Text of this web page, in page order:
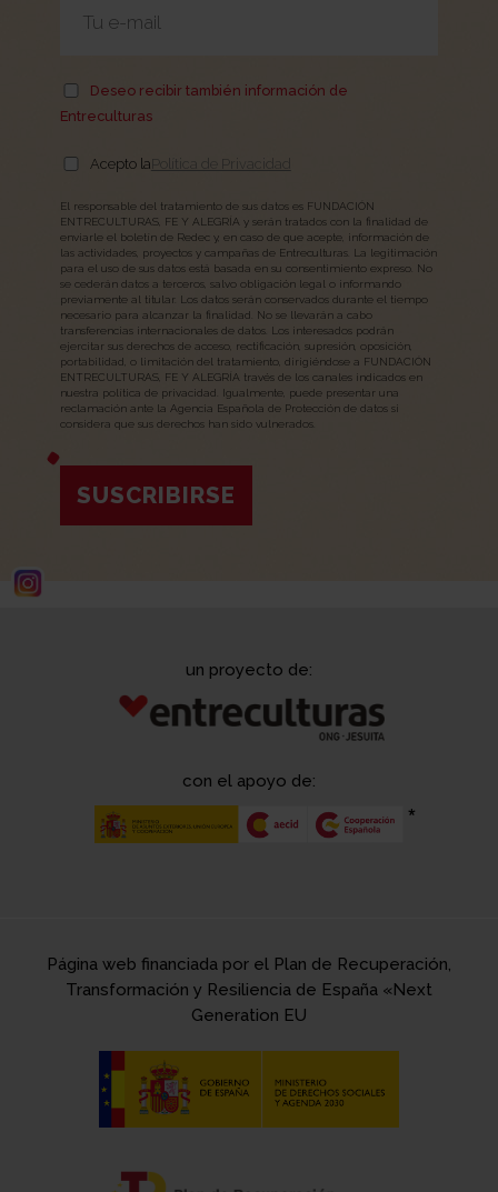
Deseo recibir también información de
Entreculturas
Acepto laPolítica de Privacidad
El responsable del tratamiento de sus datos es FUNDACIÓN
ENTRECULTURAS, FE Y ALEGRÍA y serán tratados con la finalidad de
enviarle el boletín de Redec y, en caso de que acepte, información de
las actividades, proyectos y campañas de Entreculturas. La legitimación
para el uso de sus datos está basada en su consentimiento expreso. No
se cederán datos a terceros, salvo obligación legal o informando
previamente al titular. Los datos serán conservados durante el tiempo
necesario para alcanzar la finalidad. No se llevarán a cabo
transferencias internacionales de datos. Los interesados podrán
ejercitar sus derechos de acceso, rectificación, supresión, oposición,
portabilidad, o limitación del tratamiento, dirigiéndose a FUNDACIÓN
ENTRECULTURAS, FE Y ALEGRÍA través de los canales indicados en
nuestra política de privacidad. Igualmente, puede presentar una
reclamación ante la Agencia Española de Protección de datos si
considera que sus derechos han sido vulnerados.
SUSCRIBIRSE
un proyecto de:
con el apoyo de:
Página web financiada por el Plan de Recuperación,
Transformación y Resiliencia de España «Next
Generation EU